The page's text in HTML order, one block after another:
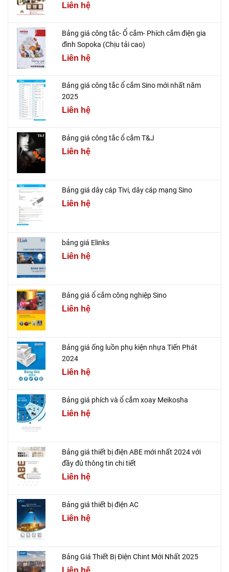
Liên hệ
Bảng giá công tắc- Ổ cắm- Phích cắm điện gia
đình Sopoka (Chịu tải cao)
Liên hệ
Bảng giá công tắc ổ cắm Sino mới nhất năm
2025
Liên hệ
Bảng giá công tắc ổ cắm T&J
Liên hệ
Bảng giá dây cáp Tivi, dây cáp mạng Sino
Liên hệ
bảng giá Elinks
Liên hệ
Bảng giá ổ cắm công nghiệp Sino
Liên hệ
Bảng giá ống luồn phụ kiện nhựa Tiến Phát
2024
Liên hệ
Bảng giá phích và ổ cắm xoay Meikosha
Liên hệ
Bảng giá thiết bị điện ABE mới nhất 2024 với
đầy đủ thông tin chi tiết
Liên hệ
Bảng giá thiết bị điện AC
Liên hệ
Bảng Giá Thiết Bị Điện Chint Mới Nhất 2025